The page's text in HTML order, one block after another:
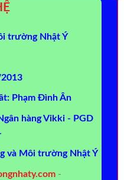
trường Nhật Ý
Phạm Đình Ân
hàng Vikki - PGD
và Môi trường Nhật Ý
-